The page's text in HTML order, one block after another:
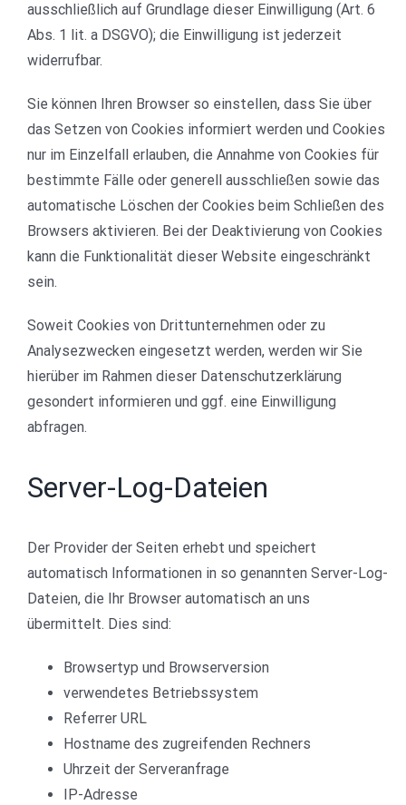
ausschließlich auf Grundlage dieser Einwilligung (Art. 6
Abs. 1 lit. a DSGVO); die Einwilligung ist jederzeit
widerrufbar.
Sie können Ihren Browser so einstellen, dass Sie über
das Setzen von Cookies informiert werden und Cookies
nur im Einzelfall erlauben, die Annahme von Cookies für
bestimmte Fälle oder generell ausschließen sowie das
automatische Löschen der Cookies beim Schließen des
Browsers aktivieren. Bei der Deaktivierung von Cookies
kann die Funktionalität dieser Website eingeschränkt
sein.
Soweit Cookies von Drittunternehmen oder zu
Analysezwecken eingesetzt werden, werden wir Sie
hierüber im Rahmen dieser Datenschutzerklärung
gesondert informieren und ggf. eine Einwilligung
abfragen.
Server-Log-Dateien
Der Provider der Seiten erhebt und speichert
automatisch Informationen in so genannten Server-Log-
Dateien, die Ihr Browser automatisch an uns
übermittelt. Dies sind:
Browsertyp und Browserversion
verwendetes Betriebssystem
Referrer URL
Hostname des zugreifenden Rechners
Uhrzeit der Serveranfrage
IP-Adresse